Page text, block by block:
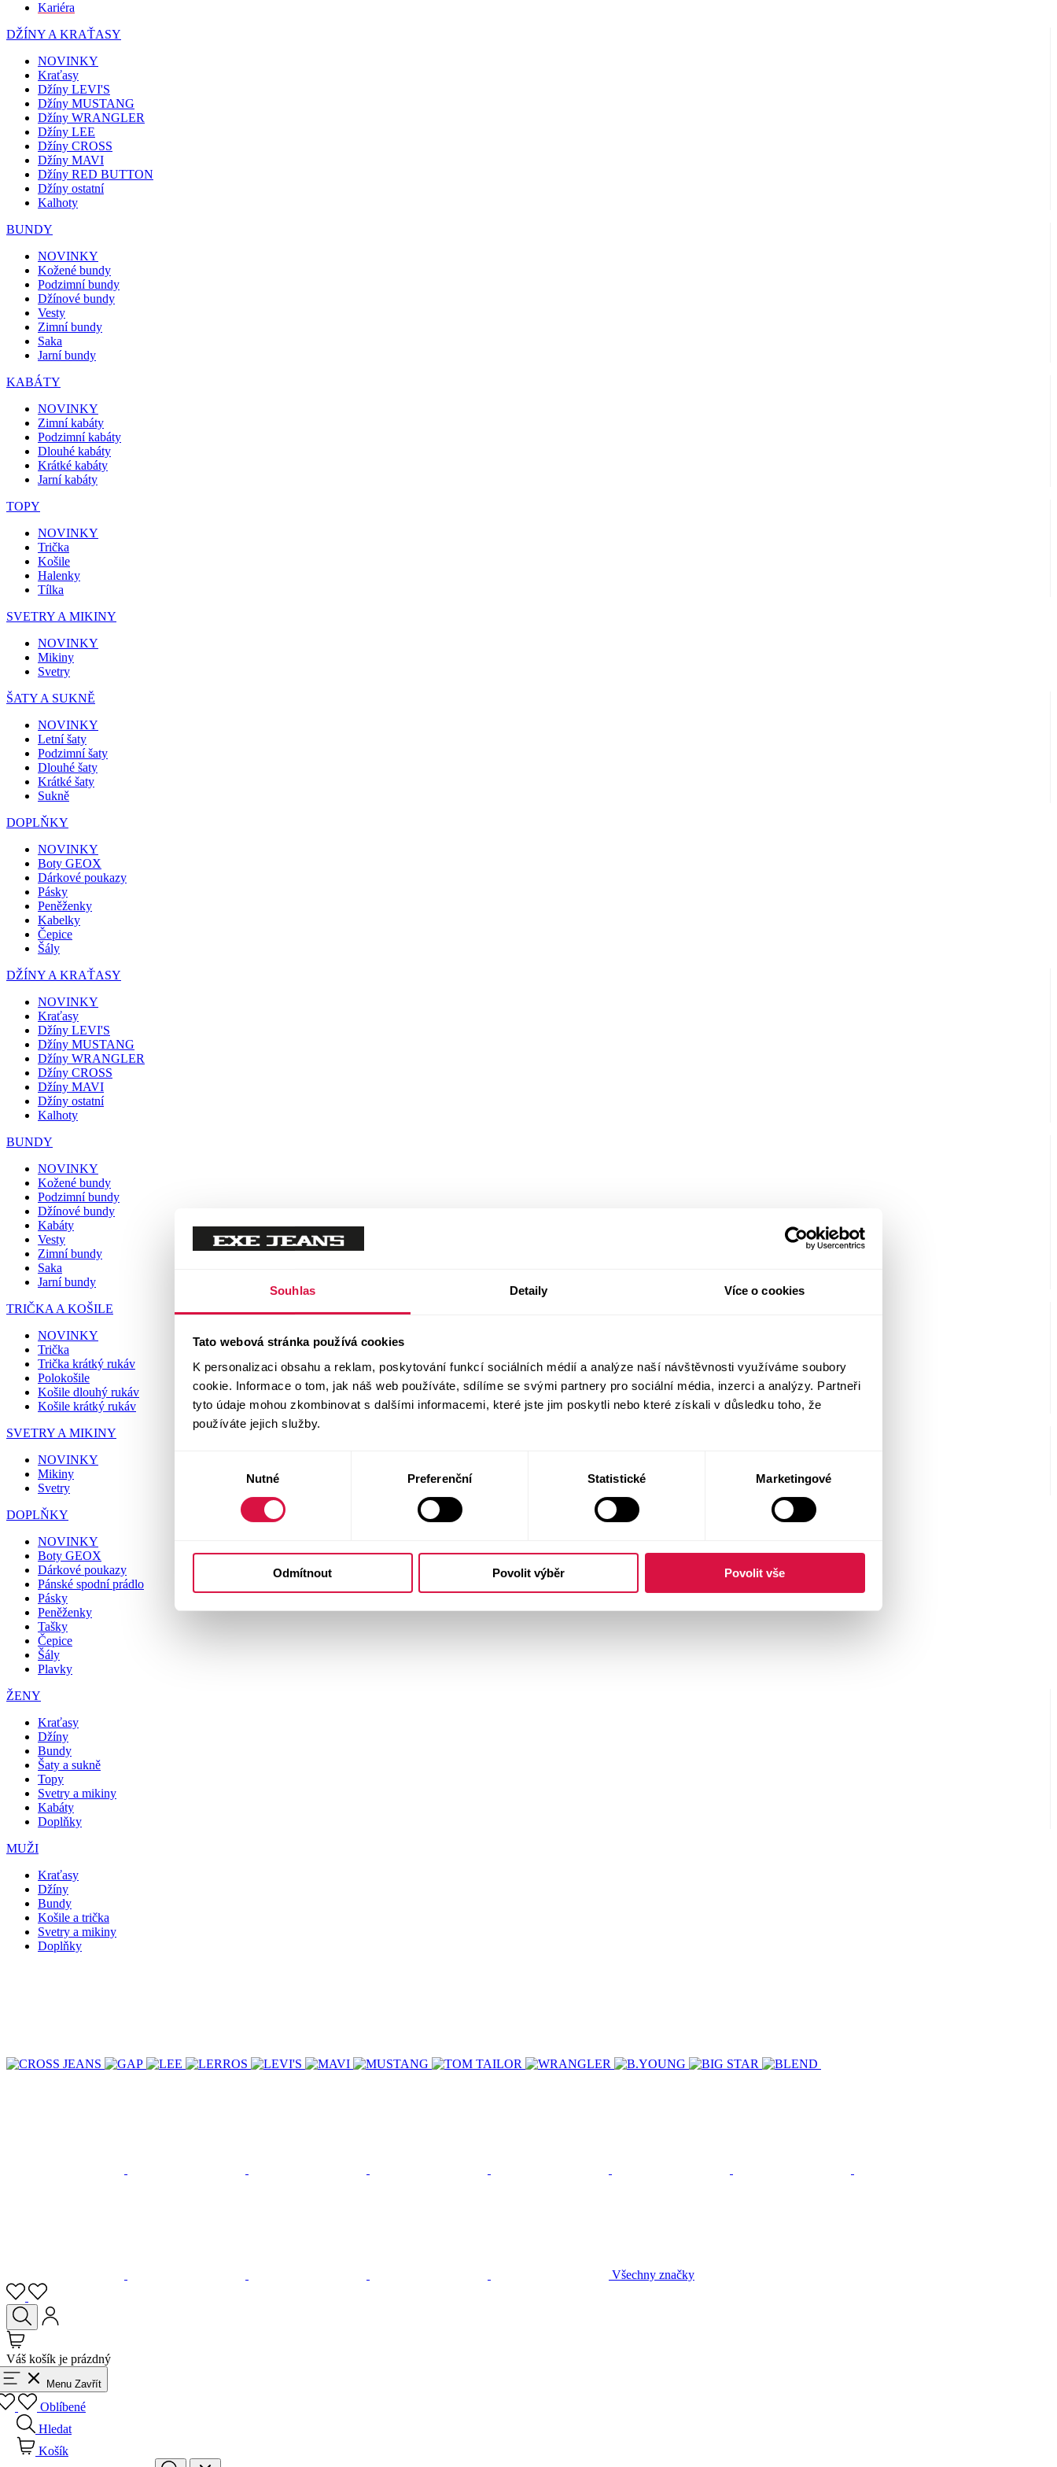
Souhlas Detaily Více o cookies
Tato webová stránka používá cookies
K personalizaci obsahu a reklam, poskytování funkcí sociálních médií a analýze naší návštěvnosti využíváme soubory
cookie. Informace o tom, jak náš web používáte, sdílíme se svými partnery pro sociální média, inzerci a analýzy. Partneři
tyto údaje mohou zkombinovat s dalšími informacemi, které jste jim poskytli nebo které získali v důsledku toho, že
používáte jejich služby.
Nutné Preferenční Statistické Marketingové
Odmítnout Povolit výběr Povolit vše
Kariéra
DŽÍNY A KRAŤASY
NOVINKY
Kraťasy
Džíny LEVI'S
Džíny MUSTANG
Džíny WRANGLER
Džíny LEE
Džíny CROSS
Džíny MAVI
Džíny RED BUTTON
Džíny ostatní
Kalhoty
BUNDY
NOVINKY
Kožené bundy
Podzimní bundy
Džínové bundy
Vesty
Zimní bundy
Saka
Jarní bundy
KABÁTY
NOVINKY
Zimní kabáty
Podzimní kabáty
Dlouhé kabáty
Krátké kabáty
Jarní kabáty
TOPY
NOVINKY
Trička
Košile
Halenky
Tílka
SVETRY A MIKINY
NOVINKY
Mikiny
Svetry
ŠATY A SUKNĚ
NOVINKY
Letní šaty
Podzimní šaty
Dlouhé šaty
Krátké šaty
Sukně
DOPLŇKY
NOVINKY
Boty GEOX
Dárkové poukazy
Pásky
Peněženky
Kabelky
Čepice
Šály
DŽÍNY A KRAŤASY
NOVINKY
Kraťasy
Džíny LEVI'S
Džíny MUSTANG
Džíny WRANGLER
Džíny CROSS
Džíny MAVI
Džíny ostatní
Kalhoty
BUNDY
NOVINKY
Kožené bundy
Podzimní bundy
Džínové bundy
Kabáty
Vesty
Zimní bundy
Saka
Jarní bundy
TRIČKA A KOŠILE
NOVINKY
Trička
Trička krátký rukáv
Polokošile
Košile dlouhý rukáv
Košile krátký rukáv
SVETRY A MIKINY
NOVINKY
Mikiny
Svetry
DOPLŇKY
NOVINKY
Boty GEOX
Dárkové poukazy
Pánské spodní prádlo
Pásky
Peněženky
Tašky
Čepice
Šály
Plavky
ŽENY
Kraťasy
Džíny
Bundy
Šaty a sukně
Topy
Svetry a mikiny
Kabáty
Doplňky
MUŽI
Kraťasy
Džíny
Bundy
Košile a trička
Svetry a mikiny
Doplňky
Váš košík je prázdný
Menu Zavřít
Oblíbené
Hledat
Košík